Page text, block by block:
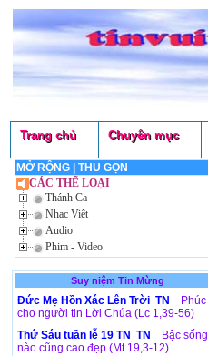
Trang chủ Chuyên mục
MỞ RỘNG| THU GỌN
CÁC THỂ LOẠI
Thánh Ca
Nhạc Việt
Audio
Phim - Video
Suy niệm Tin Mừng
Đức Mẹ Hồn Xác Lên Trời TN
Phúc
cho người tin Lời Chúa (Lc 1,39-56)
Thứ Sáu tuần lễ 19 TN TN
Bậc sống
nào cũng cao đẹp (Mt 19,3-12)